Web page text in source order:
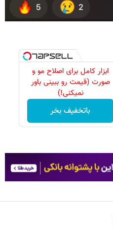
ابزار کامل برای اصلاح مو و
صورت (قیمت رو ببینی باور
نمیکنی!)
باتخفیف بخر